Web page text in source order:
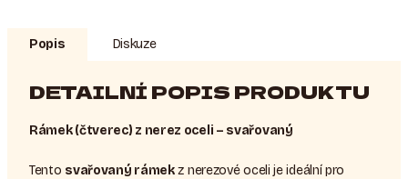
Popis Diskuze
DETAILNÍ POPIS PRODUKTU
Rámek (čtverec) z nerez oceli – svařovaný
Tento svařovaný rámekz nerezové oceli je ideální pro